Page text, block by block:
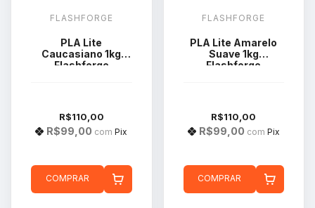
FLASHFORGE
PLA Lite
Caucasiano 1kg
Flashforge
R$110,00
R$99,00 com Pix
COMPRAR
FLASHFORGE
PLA Lite Amarelo
Suave 1kg
Flashforge
R$110,00
R$99,00 com Pix
COMPRAR